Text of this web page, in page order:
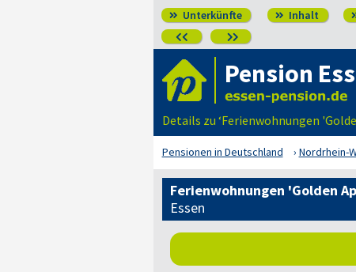
 Unterkünfte  Inhalt
 
Pension
Details zu ‘Ferienwohnungen
Pensionen in Deutschland Nordrhein-
Ferienwohnungen 'Golden
Essen